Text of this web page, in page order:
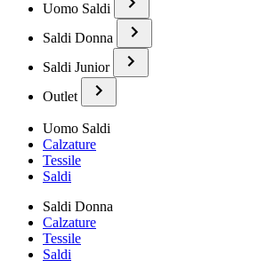
Uomo Saldi
Saldi Donna
Saldi Junior
Outlet
Uomo Saldi
Calzature
Tessile
Saldi
Saldi Donna
Calzature
Tessile
Saldi